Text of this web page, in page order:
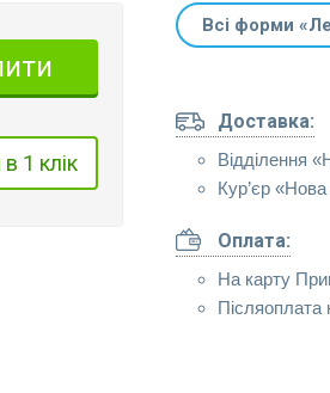
1 клік
Всі форми
Доставка:
Відділення
Кур’єр
Оплата:
На карту
Післяоплата